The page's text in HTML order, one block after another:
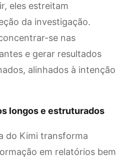
eles estreitam
da investigação.
se nas
e gerar resultados
alinhados à intenção
longos e estruturados
do Kimi transforma
em relatórios bem